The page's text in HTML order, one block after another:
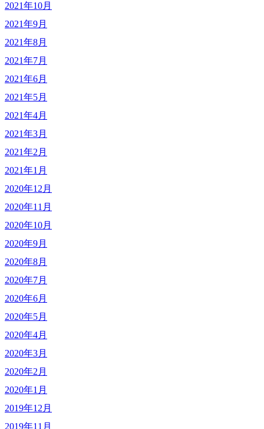
2021年10月
2021年9月
2021年8月
2021年7月
2021年6月
2021年5月
2021年4月
2021年3月
2021年2月
2021年1月
2020年12月
2020年11月
2020年10月
2020年9月
2020年8月
2020年7月
2020年6月
2020年5月
2020年4月
2020年3月
2020年2月
2020年1月
2019年12月
2019年11月